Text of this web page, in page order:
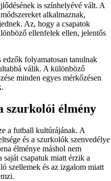
is színhelyévé vált. A
alkalmaznak,
Az, hogy a csapatok
ellenfelek ellen, jelentős
edzők folyamatosan tanulnak
válik. A különböző
minden egyes mérkőzésen
szurkolói élmény
a futball kultúrájának. A
és a szurkolók szenvedélye
élménye máshol nem
saját csapatuk miatt érzik a
szellemek és az izgalom miatt